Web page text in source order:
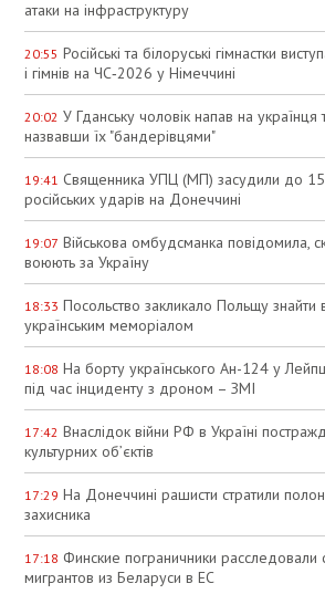
атаки на інфраструктуру
20:55 Російські та білоруські гімнастки
і гімнів на ЧС‑2026 у Німеччині
20:02 У Гданську чоловік напав на українця
назвавши їх "бандерівцями"
19:41 Священника УПЦ (МП) засудили до 15
російських ударів на Донеччині
19:07 Військова омбудсманка повідомила,
воюють за Україну
18:33 Посольство закликало Польщу знайти
українським меморіалом
18:08 На борту українського Ан-124 у
під час інциденту з дроном – ЗМІ
17:42 Внаслідок війни РФ в Україні
культурних об’єктів
17:29 На Донеччині рашисти стратили
захисника
17:18 Финские пограничники расследовали
мигрантов из Беларуси в ЕС